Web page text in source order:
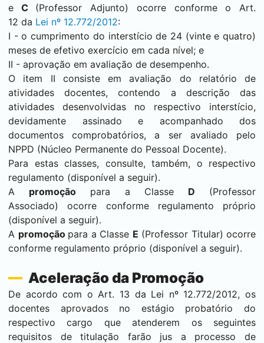
e C (Professor Adjunto) ocorre conforme o Art.
12 da Lei nº 12.772/2012:
I - o cumprimento do interstício de 24 (vinte e quatro)
meses de efetivo exercício em cada nível; e
II - aprovação em avaliação de desempenho.
O item II consiste em avaliação do relatório de
atividades docentes, contendo a descrição das
atividades desenvolvidas no respectivo interstício,
devidamente assinado e acompanhado dos
documentos comprobatórios, a ser avaliado pelo
NPPD (Núcleo Permanente do Pessoal Docente).
Para estas classes, consulte, também, o respectivo
regulamento (disponível a seguir).
A promoção para a Classe D (Professor
Associado) ocorre conforme regulamento próprio
(disponível a seguir).
A promoção para a Classe E (Professor Titular) ocorre
conforme regulamento próprio (disponível a seguir).
Aceleração da Promoção
De acordo com o Art. 13 da Lei nº 12.772/2012, os
docentes aprovados no estágio probatório do
respectivo cargo que atenderem os seguintes
requisitos de titulação farão jus a processo de